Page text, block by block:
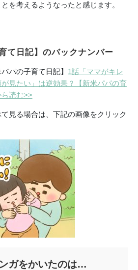
を考えるようなったと感じます。
て日記】のバックナンバー
パの子育て日記】 1話「ママがキレ
見たい」は逆効果？【新米パパの育
読む>>
見る場合は、下記の画像をクリック
ガをかいたのは…